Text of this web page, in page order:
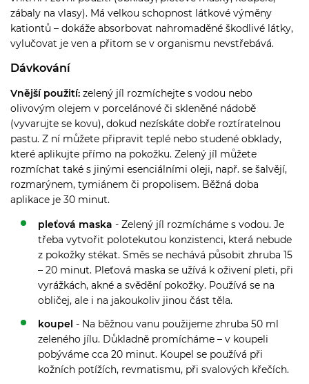
zábaly na vlasy). Má velkou schopnost látkové výměny
kationtů – dokáže absorbovat nahromaděné škodlivé látky,
vylučovat je ven a přitom se v organismu nevstřebává.
Dávkování
Vnější použití: zelený jíl rozmíchejte s vodou nebo
olivovým olejem v porcelánové či skleněné nádobě
(vyvarujte se kovu), dokud nezískáte dobře roztíratelnou
pastu. Z ní můžete připravit teplé nebo studené obklady,
které aplikujte přímo na pokožku. Zelený jíl můžete
rozmíchat také s jinými esenciálními oleji, např. se šalvějí,
rozmarýnem, tymiánem či propolisem. Běžná doba
aplikace je 30 minut.
pleťová maska - Zelený jíl rozmícháme s vodou. Je
třeba vytvořit polotekutou konzistenci, která nebude
z pokožky stékat. Směs se nechává působit zhruba 15
– 20 minut. Pleťová maska se užívá k oživení pleti, při
vyrážkách, akné a svědění pokožky. Používá se na
obličej, ale i na jakoukoliv jinou část těla.
koupel - Na běžnou vanu použijeme zhruba 50 ml
zeleného jílu. Důkladně promícháme – v koupeli
pobýváme cca 20 minut. Koupel se používá při
kožních potížích, revmatismu, při svalových křečích.